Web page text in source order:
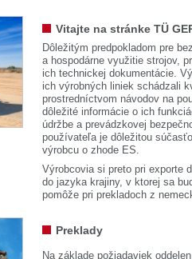
Vitajte na stránke TÜ
Dôležitým predpokladom pre
a hospodárne využitie strojov,
ich technickej dokumentácie.
ich výrobných liniek schádzali
prostredníctvom návodov na
dôležité informácie o ich
údržbe a prevádzkovej
používateľa je dôležitou
výrobcu o zhode ES.
Výrobcovia si preto pri exporte
do jazyka krajiny, v ktorej sa
pomôže pri prekladoch z
Preklady
Na základe požiadaviek